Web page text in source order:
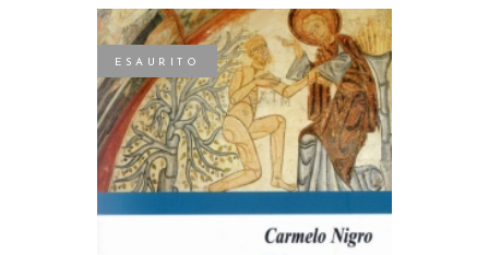
ESAURITO
LEGGI TUTTO